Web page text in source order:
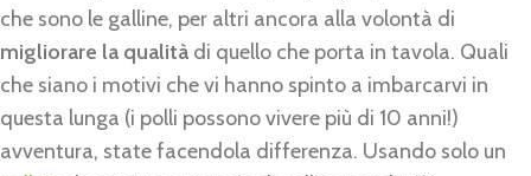
che sono le galline, per altri ancora alla volontà di
migliorare la qualità di quello che porta in tavola. Quali
che siano i motivi che vi hanno spinto a imbarcarvi in
questa lunga (i polli possono vivere più di 10 anni!)
avventura, state facendola differenza. Usando solo un